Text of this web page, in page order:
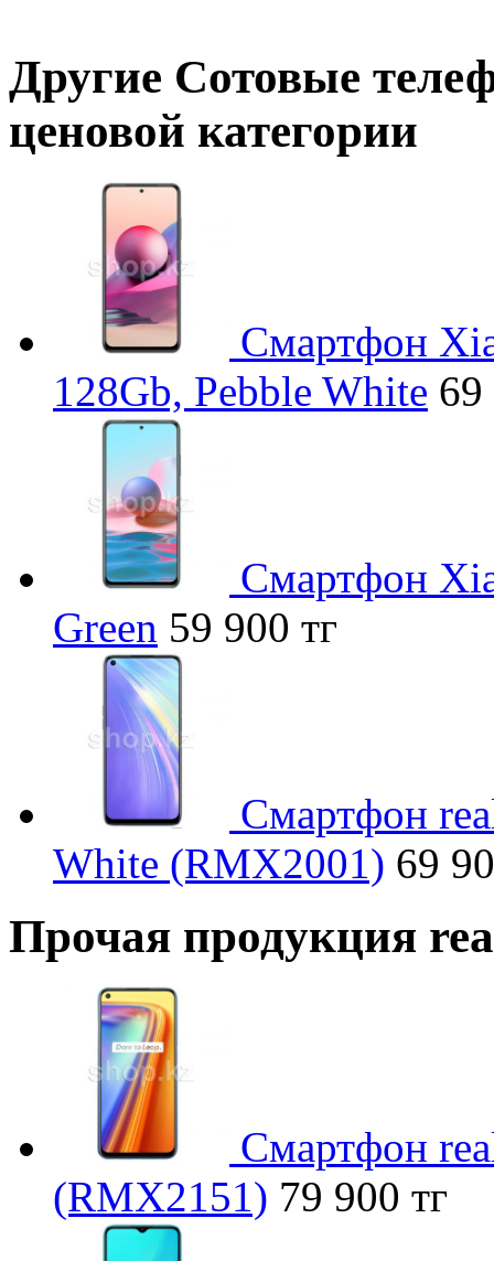
Другие Сотовые
ценовой категории
Смартфон
128Gb, Pebble White 69
Смартфон
Green 59 900 тг
Смартфон
White (RMX2001) 69
Прочая продукция
Смартфон
(RMX2151) 79 900 тг